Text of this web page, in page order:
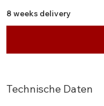
8 weeks delivery
Technische Daten